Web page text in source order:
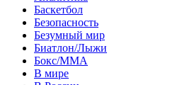
Баскетбол
Безопасность
Безумный мир
Биатлон/Лыжи
Бокс/MMA
В мире